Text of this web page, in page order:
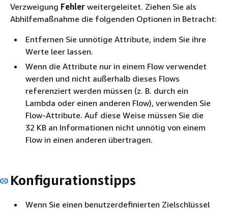
Verzweigung Fehler weitergeleitet. Ziehen Sie als
Abhilfemaßnahme die folgenden Optionen in Betracht:
Entfernen Sie unnötige Attribute, indem Sie ihre
Werte leer lassen.
Wenn die Attribute nur in einem Flow verwendet
werden und nicht außerhalb dieses Flows
referenziert werden müssen (z. B. durch ein
Lambda oder einen anderen Flow), verwenden Sie
Flow-Attribute. Auf diese Weise müssen Sie die
32 KB an Informationen nicht unnötig von einem
Flow in einen anderen übertragen.
Konfigurationstipps
Wenn Sie einen benutzerdefinierten Zielschlüssel